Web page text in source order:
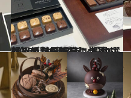
2025.11.18
【初めから読む】【速報】伊勢丹新宿に世界のショコラが集結！ 「サロン・デュ・ショコラ 2026」注目ブランド10選
グルメ